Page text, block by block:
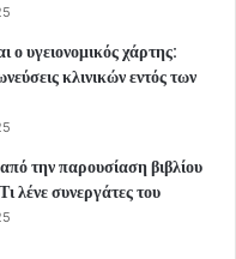
ο υγειονομικός χάρτης:
κλινικών εντός των
την παρουσίαση βιβλίου
λένε συνεργάτες του